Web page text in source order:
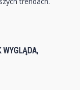
WYGLĄDA,